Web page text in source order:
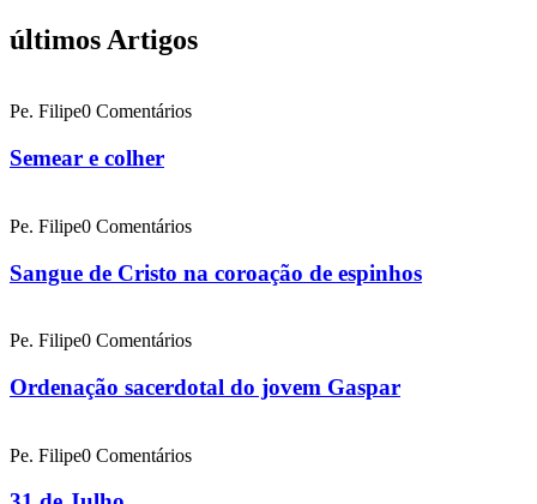
últimos Artigos
Pe. Filipe0 Comentários
Semear e colher
Pe. Filipe0 Comentários
Sangue de Cristo na coroação de espinhos
Pe. Filipe0 Comentários
Ordenação sacerdotal do jovem Gaspar
Pe. Filipe0 Comentários